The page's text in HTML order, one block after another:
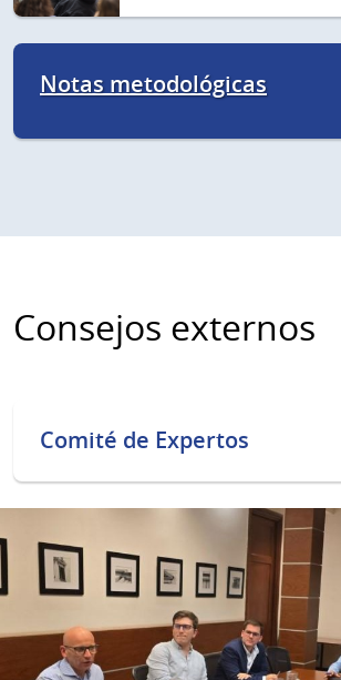
Notas metodológicas
Consejos externos
Comité de Expertos